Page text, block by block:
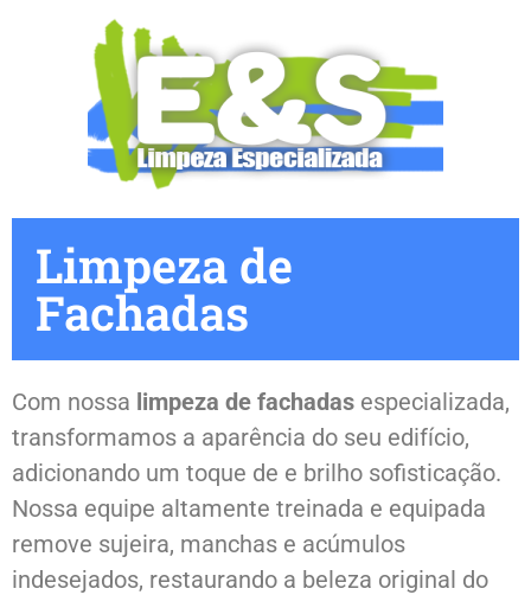
Limpeza de
Fachadas
Com nossa limpeza de fachadas especializada,
transformamos a aparência do seu edifício,
adicionando um toque de e brilho sofisticação.
Nossa equipe altamente treinada e equipada
remove sujeira, manchas e acúmulos
indesejados, restaurando a beleza original do